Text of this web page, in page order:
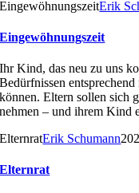
EingewöhnungszeitErik
Eingewöhnungszeit
Ihr Kind, das neu zu uns
Bedürfnissen
können. Eltern sollen sich
nehmen – und ihrem Kind
ElternratErik Schumann
Elternrat